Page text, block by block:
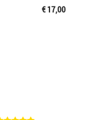
€ 17,00